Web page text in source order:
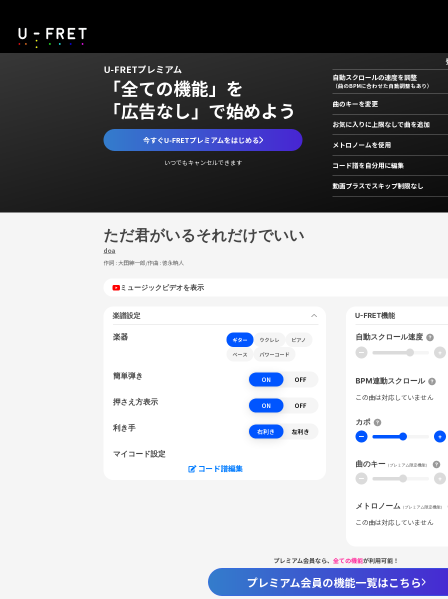
U-FRETプレミアム
「全ての機能」を
「広告なし」で始めよう
今すぐU-FRETプレミアムをはじめる
いつでもキャンセルできます
自動スクロールの速度を調整
（曲のBPMに合わせた自動調整もあり）
曲のキーを変更
お気に入りに上限なしで曲を追加
メトロノームを使用
コード譜を自分用に編集
動画プラスでスキップ制限なし
ただ君がいるそれだけでいい
doa
作詞 : 大田紳一郎/作曲 :徳永暁人
ミュージックビデオを表示
楽譜設定
楽器 ギター ウクレレ
ピアノ
ベース
パワーコード
簡単弾き ON OFF
押さえ方表示 ON OFF
利き手 右利き 左利き
マイコード設定
コード譜編集
U-FRET機能
自動スクロール速度
ー +
BPM連動スクロール
この曲は対応していません
カポ
ー +
曲のキー （プレミアム限定機能）
ー +
メトロノーム （プレミアム限定機能）
この曲は対応していません
プレミアム会員なら、 全ての機能が利用可能！
プレミアム会員の機能一覧はこちら